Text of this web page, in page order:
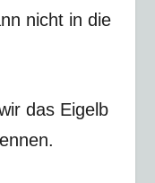
nicht in die
das Eigelb